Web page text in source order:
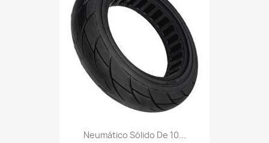
Neumático Sólido De 10...